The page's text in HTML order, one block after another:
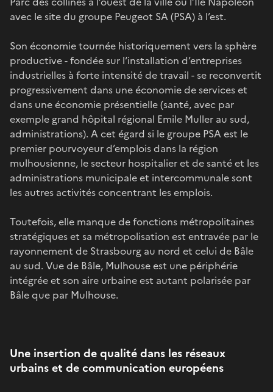
avec le site du groupe Peugeot SA (PSA) à l’est.
Son économie tournée historiquement vers la sphère
productive - fondée sur l‘installation d’entreprises
industrielles à forte intensité de travail - se reconvertit
progressivement dans une économie de services et
dans une économie présentielle (santé, avec par
exemple grand hôpital régional Emile Muller au sud,
administrations). A cet égard si le groupe PSA est le
premier pourvoyeur d’emplois dans la région
mulhousienne, le secteur hospitalier et de santé et les
administrations municipale et intercommunale sont
les autres activités concentrant les emplois.
Toutefois, elle manque de fonctions métropolitaines
stratégiques et sa métropolisation est entravée par le
rayonnement de Strasbourg au nord et celui de Bâle
au sud. Vue de Bâle, Mulhouse est une périphérie
intégrée et son aire urbaine est autant polarisée par
Bâle que par Mulhouse.
Une insertion de qualité dans les réseaux
urbains et de communication européens